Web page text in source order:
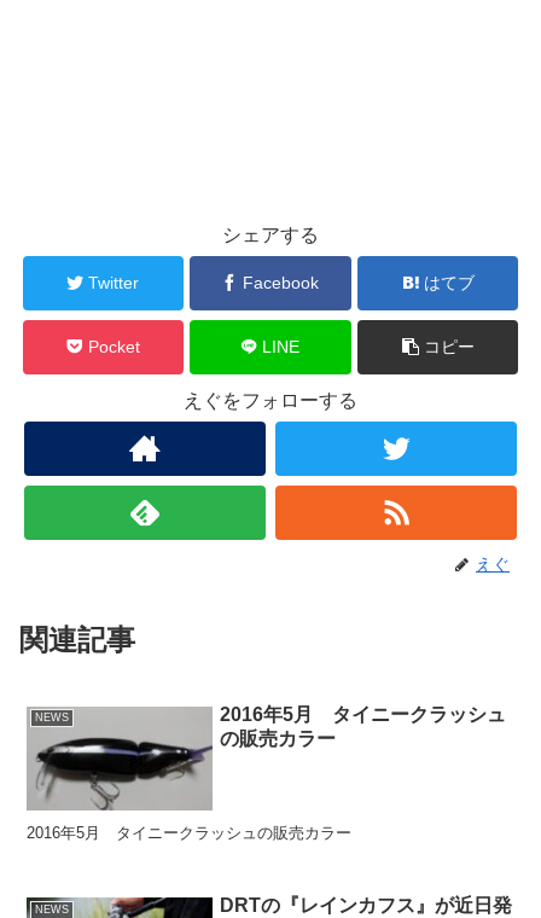
シェアする
Twitter Facebook はてブ
Pocket LINE コピー
えぐをフォローする
えぐ
関連記事
NEWS
2016年5月 タイニークラッシュ
の販売カラー
2016年5月 タイニークラッシュの販売カラー
NEWS
DRTの『レインカフス』が近日発